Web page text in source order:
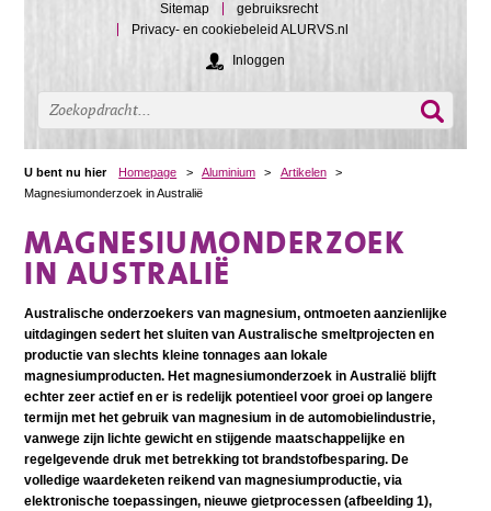
Sitemap
gebruiksrecht
Privacy- en cookiebeleid ALURVS.nl
Inloggen
U bent nu hier Homepage > Aluminium > Artikelen
>
Magnesiumonderzoek in Australië
MAGNESIUMONDERZOEK
IN AUSTRALIË
Australische onderzoekers van magnesium, ontmoeten aanzienlijke
uitdagingen sedert het sluiten van Australische smeltprojecten en
productie van slechts kleine tonnages aan lokale
magnesiumproducten. Het magnesiumonderzoek in Australië blijft
echter zeer actief en er is redelijk potentieel voor groei op langere
termijn met het gebruik van magnesium in de automobielindustrie,
vanwege zijn lichte gewicht en stijgende maatschappelijke en
regelgevende druk met betrekking tot brandstofbesparing. De
volledige waardeketen reikend van magnesiumproductie, via
elektronische toepassingen, nieuwe gietprocessen (afbeelding 1),